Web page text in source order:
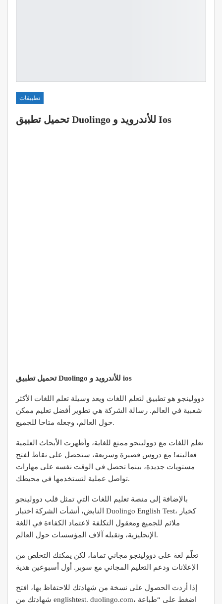
تطبيقات
تحميل تطبيق Duolingo للأندرويد و Ios
تحميل تطبيق Duolingo للأندرويد و ios
دوولينجو هو تطبيق لتعلم اللغات ويعد وسيلة تعلم اللغات الأكثر
شعبية في العالم. رسالة الشركة هي تطوير أفضل تعليم ممكن
حول العالم، وجعله متاحا للجميع.
تعلم اللغات مع دوولينجو ممتع للغاية، وأظهرت الأبحاث العلمية
فعاليته! مع دروس قصيرة وسريعة، ستحصل على نقاط لفتح
مستويات جديدة، بينما تحصل في الوقت نفسه على مهارات
تواصل عملية لتستخدمها في محيطك.
بالإضافة إلى منصة تعليم اللغات التي تمثل قلب دوولينجو
النابض، أنشأت الشركة اختبار Duolingo English Test، كخيار
ملائم للجميع ومعقول التكلفة لاعتماد الكفاءة في اللغة
الإنجليزية، وتقبله آلاف المؤسسات حول العالم.
‏تعلّم لغة على دوولينجو مجاني تماما، لكن يمكنك التخلص من
الإعلانات ودعم التعليم المجاني مع سوبر. أول أسبوعين هدية
إذا أردت الحصول على نسخة من شهادتك للاحتفاظ بها، افتح
شهادتك من englishtest. duolingo.com، اضغط على “طباعة